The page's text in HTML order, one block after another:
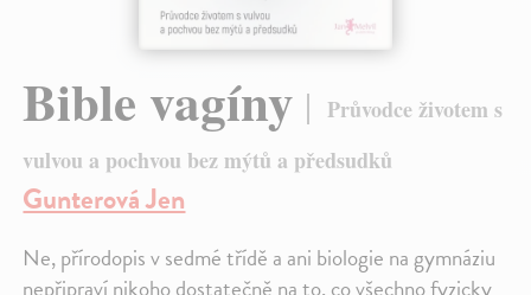
Bible vagíny
Průvodce životem s
vulvou a pochvou bez mýtů a předsudků
Gunterová Jen
Ne, přírodopis v sedmé třídě a ani biologie na gymnáziu